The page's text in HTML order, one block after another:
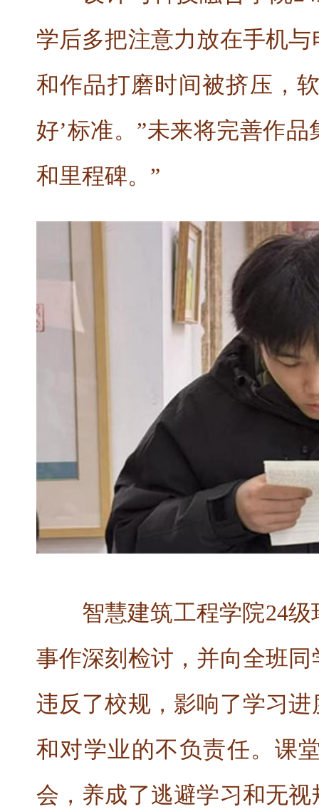
学后多把注意力放在手机
和作品打磨时间被挤压，
好’标准。”未来将完善作
和里程碑。”
智慧建筑工程学院24
事作深刻检讨，并向全班
违反了校规，影响了学习
和对学业的不负责任。课
会，养成了逃避学习和无